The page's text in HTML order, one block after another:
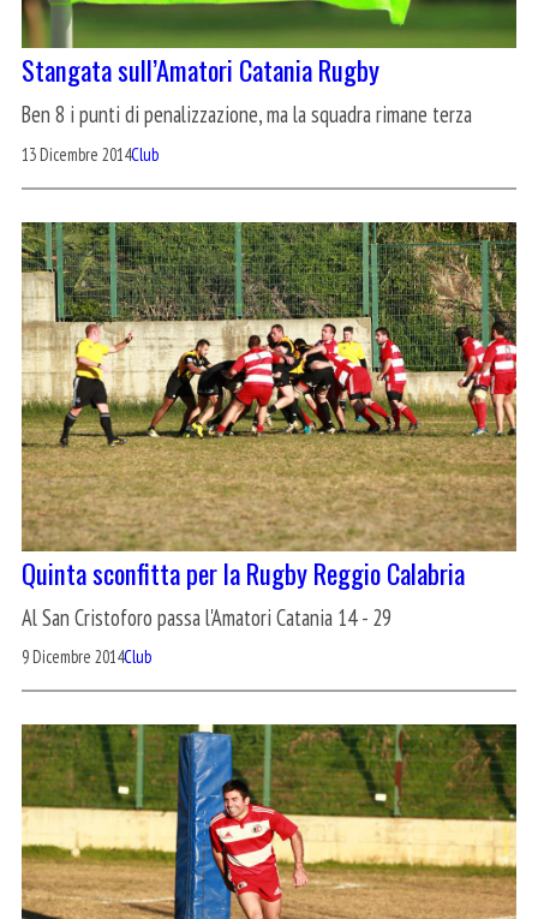
Stangata sull’Amatori Catania Rugby
Ben 8 i punti di penalizzazione, ma la squadra rimane terza
13 Dicembre 2014Club
Quinta sconfitta per la Rugby Reggio Calabria
Al San Cristoforo passa l'Amatori Catania 14 - 29
9 Dicembre 2014Club